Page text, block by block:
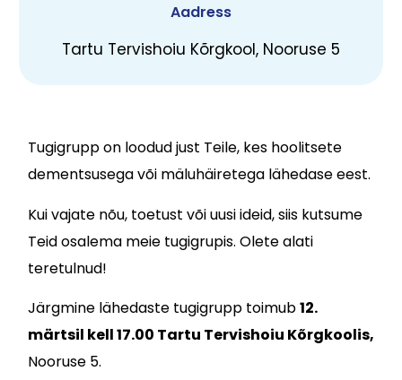
Aadress
Tartu Tervishoiu Kõrgkool, Nooruse 5
Tugigrupp on loodud just Teile, kes hoolitsete
dementsusega või mäluhäiretega lähedase eest.
Kui vajate nõu, toetust või uusi ideid, siis kutsume
Teid osalema meie tugigrupis. Olete alati
teretulnud!
Järgmine lähedaste tugigrupp toimub12.
märtsil kell 17.00 Tartu Tervishoiu Kõrgkoolis,
Nooruse 5.